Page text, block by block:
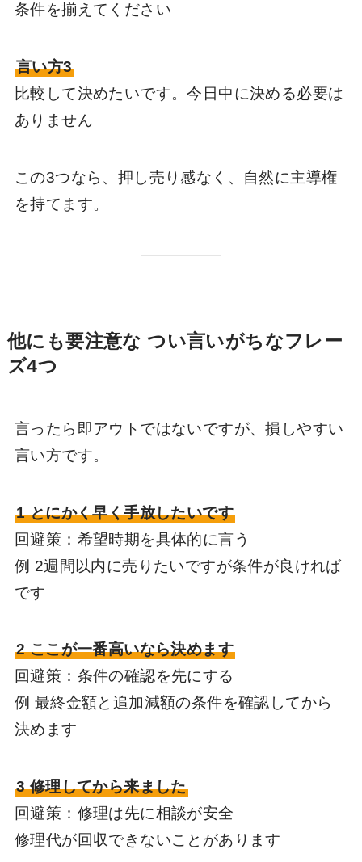
条件を揃えてください
言い方3
比較して決めたいです。今日中に決める必要は
ありません
この3つなら、押し売り感なく、自然に主導権
を持てます。
他にも要注意な つい言いがちなフレー
ズ4つ
言ったら即アウトではないですが、損しやすい
言い方です。
1 とにかく早く手放したいです
回避策：希望時期を具体的に言う
例 2週間以内に売りたいですが条件が良ければ
です
2 ここが一番高いなら決めます
回避策：条件の確認を先にする
例 最終金額と追加減額の条件を確認してから
決めます
3 修理してから来ました
回避策：修理は先に相談が安全
修理代が回収できないことがあります